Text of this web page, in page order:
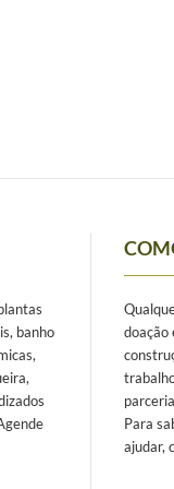
banho
doação
Para
ajudar,